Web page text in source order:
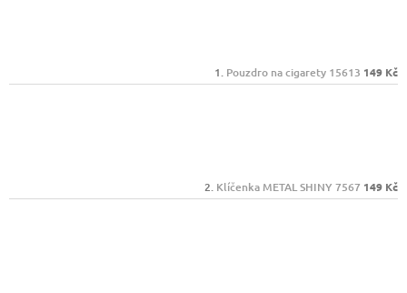
Pouzdro na cigarety 15613 149 Kč
Klíčenka METAL SHINY 7567 149 Kč